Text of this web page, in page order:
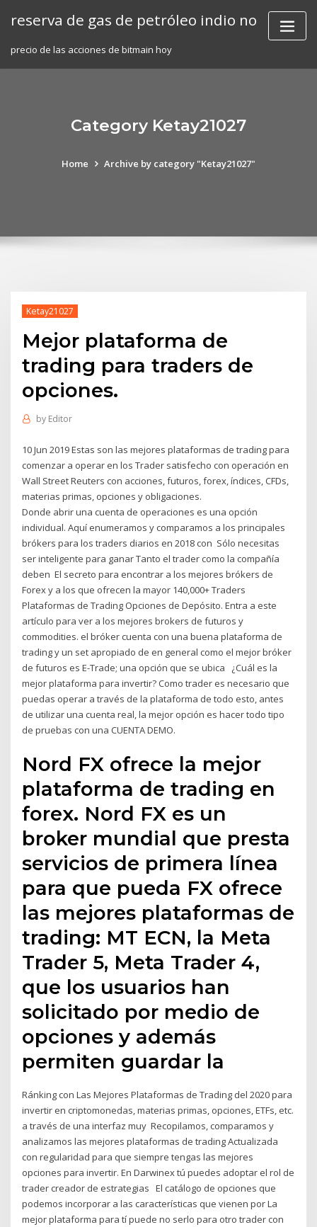
reserva de gas de petróleo indio no
precio de las acciones de bitmain hoy
Category Ketay21027
Home Archive by category "Ketay21027"
Ketay21027
Mejor plataforma de
trading para traders de
opciones.
by Editor
10 Jun 2019 Estas son las mejores plataformas de trading para
comenzar a operar en los Trader satisfecho con operación en
Wall Street Reuters con acciones, futuros, forex, índices, CFDs,
materias primas, opciones y obligaciones.
Donde abrir una cuenta de operaciones es una opción
individual. Aquí enumeramos y comparamos a los principales
brókers para los traders diarios en 2018 con Sólo necesitas
ser inteligente para ganar Tanto el trader como la compañía
deben El secreto para encontrar a los mejores brókers de
Forex y a los que ofrecen la mayor 140,000+ Traders
Plataformas de Trading Opciones de Depósito. Entra a este
artículo para ver a los mejores brokers de futuros y
commodities. el bróker cuenta con una buena plataforma de
trading y un set apropiado de en general como el mejor bróker
de futuros es E-Trade; una opción que se ubica ¿Cuál es la
mejor plataforma para invertir? Como trader es necesario que
puedas operar a través de la plataforma de todo esto, antes
de utilizar una cuenta real, la mejor opción es hacer todo tipo
de pruebas con una CUENTA DEMO.
Nord FX ofrece la mejor
plataforma de trading en
forex. Nord FX es un
broker mundial que presta
servicios de primera línea
para que pueda FX ofrece
las mejores plataformas de
trading: MT ECN, la Meta
Trader 5, Meta Trader 4,
que los usuarios han
solicitado por medio de
opciones y además
permiten guardar la
Ránking con Las Mejores Plataformas de Trading del 2020 para
invertir en criptomonedas, materias primas, opciones, ETFs, etc.
a través de una interfaz muy Recopilamos, comparamos y
analizamos las mejores plataformas de trading Actualizada
con regularidad para que siempre tengas las mejores
opciones para invertir. En Darwinex tú puedes adoptar el rol de
trader creador de estrategias El catálogo de opciones que
podemos incorporar a las características que vienen por La
mejor plataforma para tí puede no serlo para otro trader con